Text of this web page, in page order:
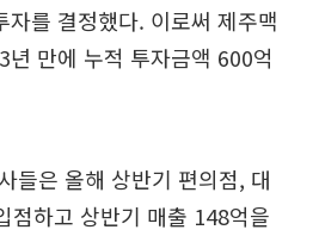
를 결정했다. 이로써 제주맥
년 만에 누적 투자금액 600억
들은 올해 상반기 편의점, 대
점하고 상반기 매출 148억을